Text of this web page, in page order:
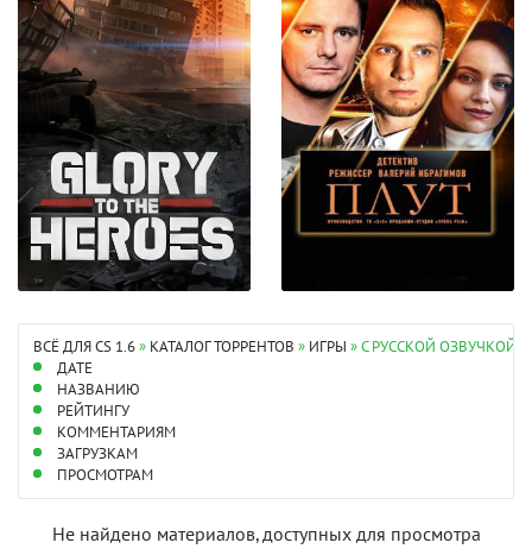
ВСЁ ДЛЯ CS 1.6» КАТАЛОГ ТОРРЕНТОВ » ИГРЫ » C РУССКОЙ ОЗВУЧКОЙ
ДАТЕ
НАЗВАНИЮ
РЕЙТИНГУ
КОММЕНТАРИЯМ
ЗАГРУЗКАМ
ПРОСМОТРАМ
Не найдено материалов, доступных для просмотра